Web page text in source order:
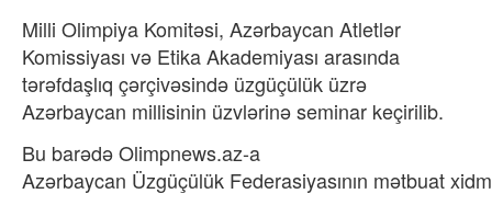
Milli Olimpiya Komitəsi, Azərbaycan Atletlər
Komissiyası və Etika Akademiyası arasında
tərəfdaşlıq çərçivəsində üzgüçülük üzrə
Azərbaycan millisinin üzvlərinə seminar keçirilib.
Bu barədə Olimpnews.az-a
Azərbaycan Üzgüçülük Federasiyasının mətbuat